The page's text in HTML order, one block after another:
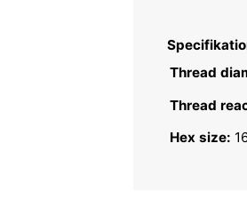
Thread
Thread
Hex size: